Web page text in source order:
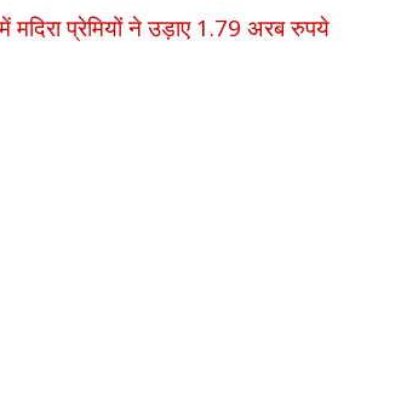
में मदिरा प्रेमियों ने उड़ाए 1.79 अरब रुपये